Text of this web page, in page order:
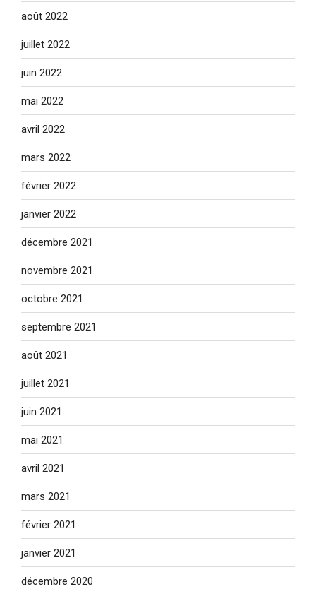
août 2022
juillet 2022
juin 2022
mai 2022
avril 2022
mars 2022
février 2022
janvier 2022
décembre 2021
novembre 2021
octobre 2021
septembre 2021
août 2021
juillet 2021
juin 2021
mai 2021
avril 2021
mars 2021
février 2021
janvier 2021
décembre 2020